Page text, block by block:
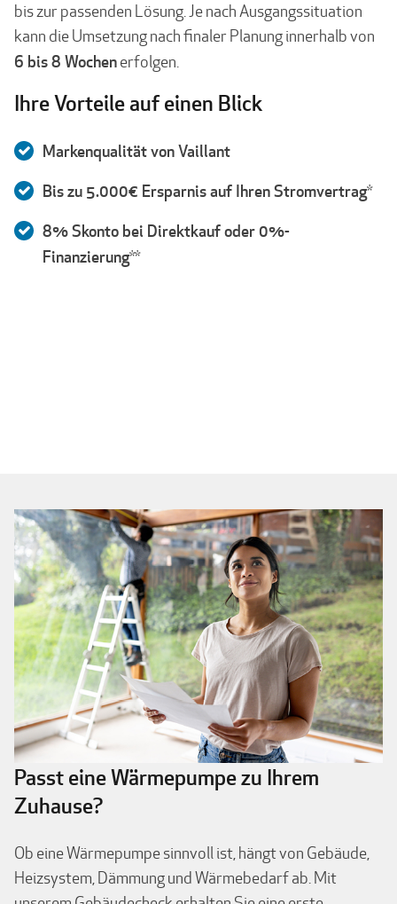
bis zur passenden Lösung. Je nach Ausgangssituation
kann die Umsetzung nach finaler Planung innerhalb von
6 bis 8 Wochenerfolgen.
Ihre Vorteile auf einen Blick
Markenqualität von Vaillant
Bis zu 5.000€ Ersparnis auf Ihren Stromvertrag*
8% Skonto bei Direktkauf oder 0%-
Finanzierung**
Passt eine Wärmepumpe zu Ihrem
Zuhause?
Ob eine Wärmepumpe sinnvoll ist, hängt von Gebäude,
Heizsystem, Dämmung und Wärmebedarf ab. Mit